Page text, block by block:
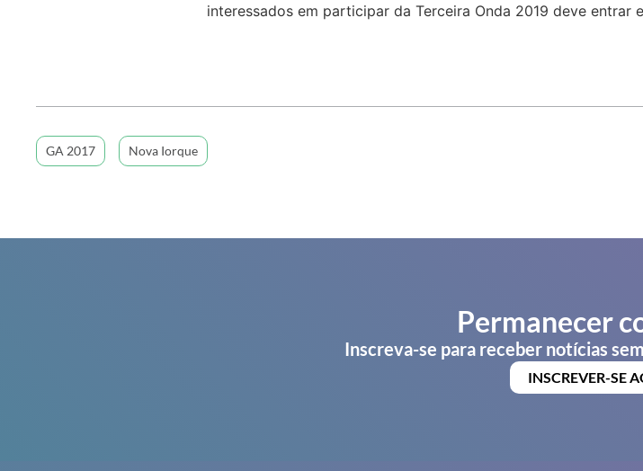
interessados em participar da Terceira Onda 2019 deve entrar
GA 2017 Nova Iorque
Permanecer
Inscreva-se para receber notícias
INSCREVER-SE